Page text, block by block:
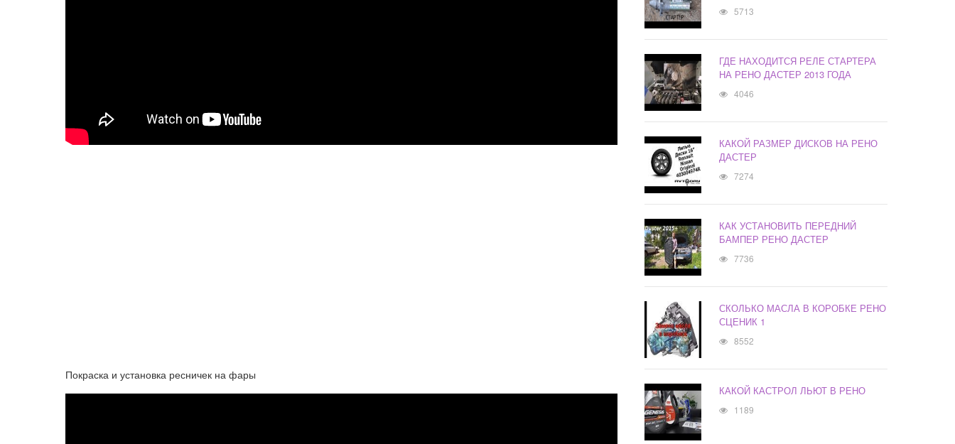
Покраска и установка ресничек на фары
5713
ГДЕ НАХОДИТСЯ РЕЛЕ СТАРТЕРА
НА РЕНО ДАСТЕР 2013 ГОДА
4046
КАКОЙ РАЗМЕР ДИСКОВ НА РЕНО
ДАСТЕР
7274
КАК УСТАНОВИТЬ ПЕРЕДНИЙ
БАМПЕР РЕНО ДАСТЕР
7736
СКОЛЬКО МАСЛА В КОРОБКЕ РЕНО
СЦЕНИК 1
8552
КАКОЙ КАСТРОЛ ЛЬЮТ В РЕНО
1189